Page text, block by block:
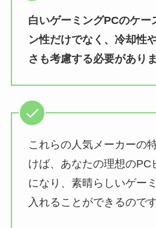
白いゲーミングPCのケー
ン性だけでなく、冷却性
さも考慮する必要がありま
これらの人気メーカーの
けば、あなたの理想のPC
になり、素晴らしいゲー
入れることができるのです